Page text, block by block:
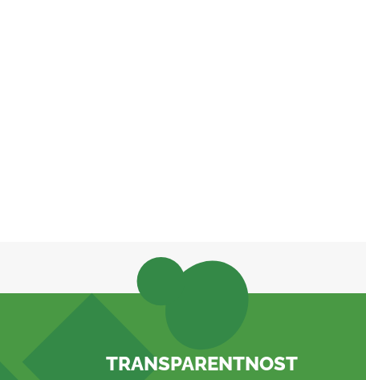
TRANSPARENTNOST